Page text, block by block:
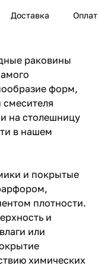
Доставка
раковины
форм,
на столешницу
в нашем
и покрытые
плотности.
и
или
химических